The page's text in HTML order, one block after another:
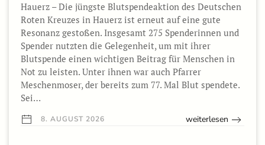
Hauerz – Die jüngste Blutspendeaktion des Deutschen
Roten Kreuzes in Hauerz ist erneut auf eine gute
Resonanz gestoßen. Insgesamt 275 Spenderinnen und
Spender nutzten die Gelegenheit, um mit ihrer
Blutspende einen wichtigen Beitrag für Menschen in
Not zu leisten. Unter ihnen war auch Pfarrer
Meschenmoser, der bereits zum 77. Mal Blut spendete.
Sei…
8. AUGUST 2026 weiterlesen